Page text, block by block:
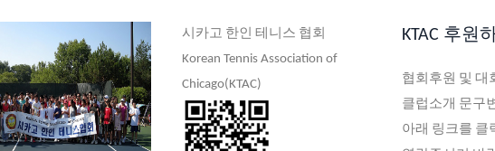
시카고 한인 테니스 협회
Korean Tennis Association of
Chicago(KTAC)
KTAC 후원
협회후원 및
클럽소개 문구
아래 링크를 클